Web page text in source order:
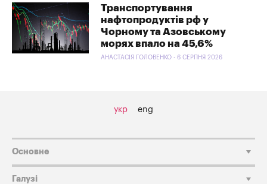
Транспортування
нафтопродуктів рф у
Чорному та Азовському
морях впало на 45,6%
АНАСТАСІЯ ГОЛОВЕНКО - 6 СЕРПНЯ 2026
укр eng
Основне
Галузі